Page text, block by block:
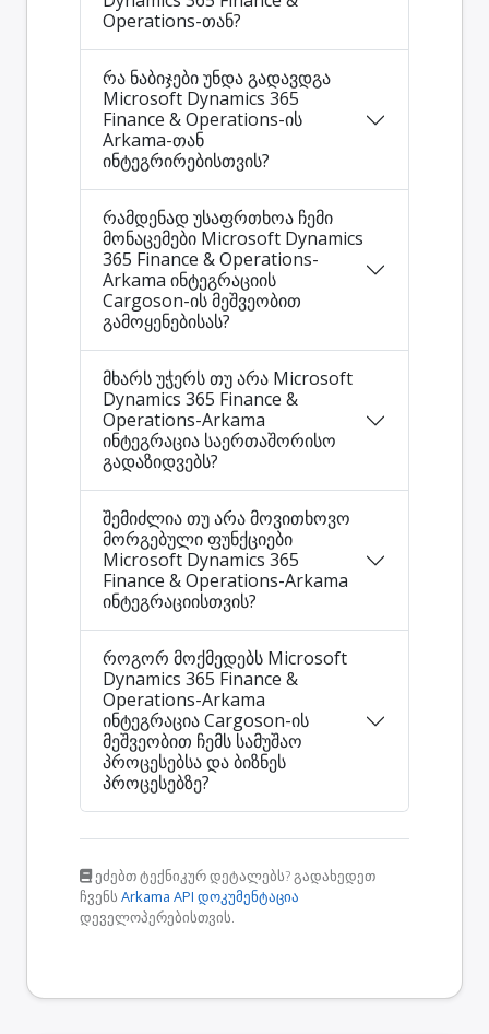
Operations-თან?
რა ნაბიჯები უნდა გადავდგა
Microsoft Dynamics 365
Finance & Operations-ის
Arkama-თან
ინტეგრირებისთვის?
რამდენად უსაფრთხოა ჩემი
მონაცემები Microsoft Dynamics
365 Finance & Operations-
Arkama ინტეგრაციის
Cargoson-ის მეშვეობით
გამოყენებისას?
მხარს უჭერს თუ არა Microsoft
Dynamics 365 Finance &
Operations-Arkama
ინტეგრაცია საერთაშორისო
გადაზიდვებს?
შემიძლია თუ არა მოვითხოვო
მორგებული ფუნქციები
Microsoft Dynamics 365
Finance & Operations-Arkama
ინტეგრაციისთვის?
როგორ მოქმედებს Microsoft
Dynamics 365 Finance &
Operations-Arkama
ინტეგრაცია Cargoson-ის
მეშვეობით ჩემს სამუშაო
პროცესებსა და ბიზნეს
პროცესებზე?
ეძებთ ტექნიკურ დეტალებს? გადახედეთ
ჩვენს Arkama API დოკუმენტაცია
დეველოპერებისთვის.